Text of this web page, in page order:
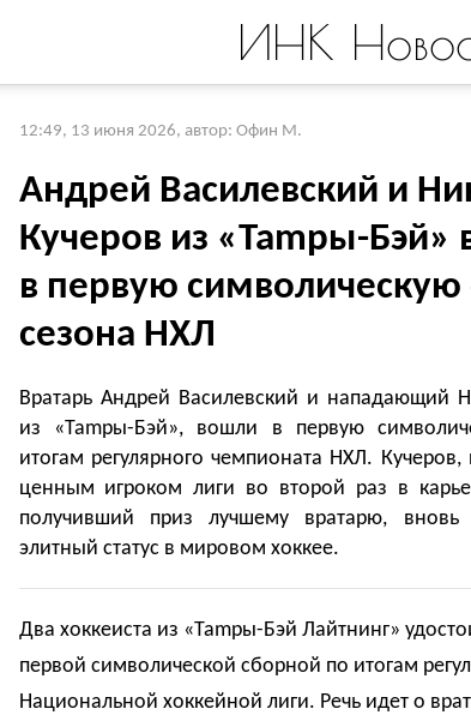
ИНК
12:49, 13 июня 2026, автор: Офин М.
Андрей Василевский и
Кучеров из «Таmpы-Бэй»
в первую
сезона НХЛ
Вратарь Андрей Василевский и нападающий
из «Таmpы-Бэй», вошли в первую
итогам регулярного чемпионата НХЛ.
ценным игроком лиги во второй раз в
получивший приз лучшему вратарю, вновь
элитный статус в мировом хоккее.
Два хоккеиста из «Таmpы-Бэй Лайтнинг»
первой символической сборной по итогам
Национальной хоккейной лиги. Речь идет о